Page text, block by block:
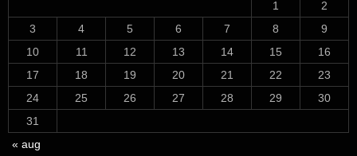
1
2
3
4 5 6 7 8
9
10
11 12 13 14 15
16
17
18 19 20 21 22
23
24
25 26 27 28 29
30
31
« aug